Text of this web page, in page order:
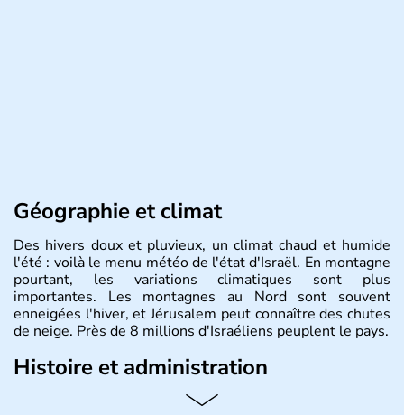
Géographie et climat
Des hivers doux et pluvieux, un climat chaud et humide
l'été : voilà le menu météo de l'état d'Israël. En montagne
pourtant, les variations climatiques sont plus
importantes. Les montagnes au Nord sont souvent
enneigées l'hiver, et Jérusalem peut connaître des chutes
de neige. Près de 8 millions d'Israéliens peuplent le pays.
Histoire et administration
L'Israël est un état de la partie est de la Méditerranée,